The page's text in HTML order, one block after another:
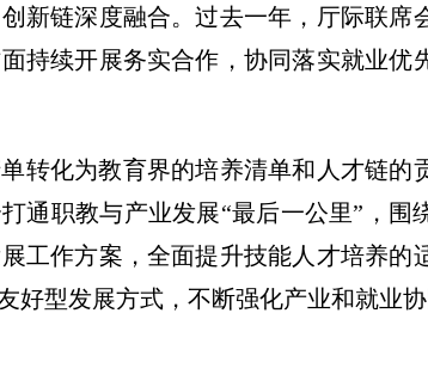
新链深度融合。过去一年，厅际联席
持续开展务实合作，协同落实就业优
转化为教育界的培养清单和人才链的
通职教与产业发展“最后一公里”，围
工作方案，全面提升技能人才培养的
型发展方式，不断强化产业和就业协